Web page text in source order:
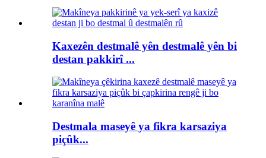
Kaxezên destmalê yên destmalê yên bi
destan pakkirî ...
Destmala maseyê ya fikra karsaziya
piçûk...